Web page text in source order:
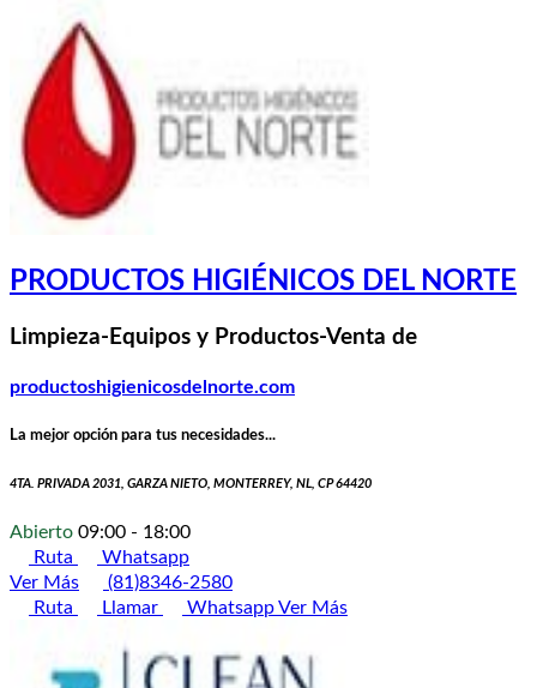
PRODUCTOS HIGIÉNICOS DEL NORTE
Limpieza-Equipos y Productos-Venta de
productoshigienicosdelnorte.com
La mejor opción para tus necesidades...
4TA. PRIVADA 2031, GARZA NIETO, MONTERREY, NL, CP 64420
Abierto 09:00 - 18:00
Ruta
Whatsapp
Ver Más
(81)8346-2580
Ruta
Llamar WhatsappVer Más